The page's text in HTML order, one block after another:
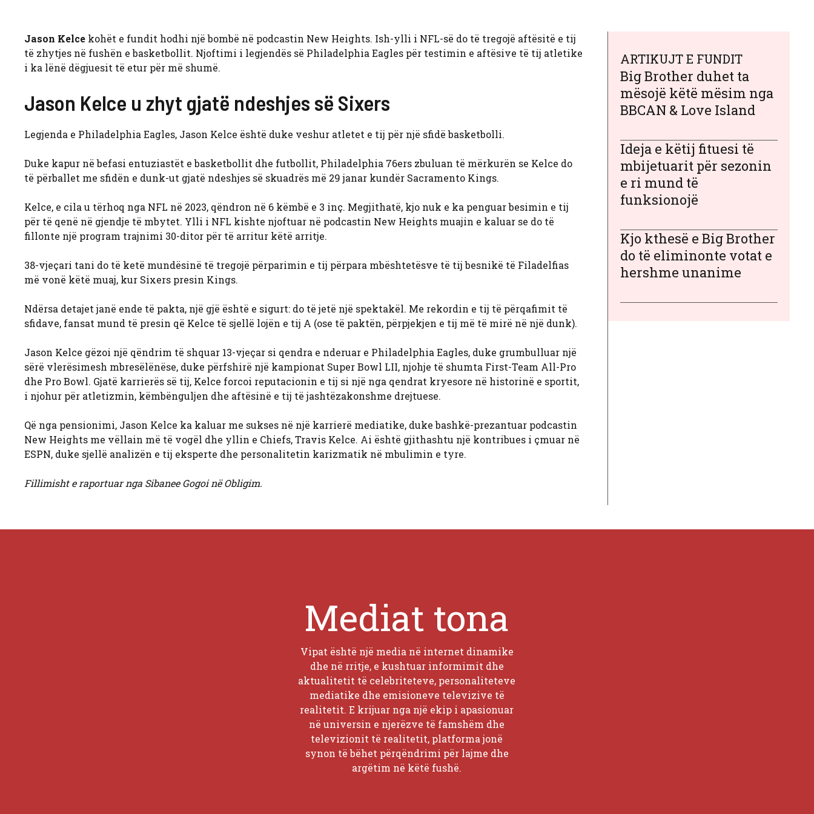
Jason Kelce kohët e fundit hodhi një bombë në podcastin New Heights. Ish-ylli i NFL-së do të tregojë aftësitë e tij
të zhytjes në fushën e basketbollit. Njoftimi i legjendës së Philadelphia Eagles për testimin e aftësive të tij atletike
i ka lënë dëgjuesit të etur për më shumë.
Jason Kelce u zhyt gjatë ndeshjes së Sixers
Legjenda e Philadelphia Eagles, Jason Kelce është duke veshur atletet e tij për një sfidë basketbolli.
Duke kapur në befasi entuziastët e basketbollit dhe futbollit, Philadelphia 76ers zbuluan të mërkurën se Kelce do
të përballet me sfidën e dunk-ut gjatë ndeshjes së skuadrës më 29 janar kundër Sacramento Kings.
Kelce, e cila u tërhoq nga NFL në 2023, qëndron në 6 këmbë e 3 inç. Megjithatë, kjo nuk e ka penguar besimin e tij
për të qenë në gjendje të mbytet. Ylli i NFL kishte njoftuar në podcastin New Heights muajin e kaluar se do të
fillonte një program trajnimi 30-ditor për të arritur këtë arritje.
38-vjeçari tani do të ketë mundësinë të tregojë përparimin e tij përpara mbështetësve të tij besnikë të Filadelfias
më vonë këtë muaj, kur Sixers presin Kings.
Ndërsa detajet janë ende të pakta, një gjë është e sigurt: do të jetë një spektakël. Me rekordin e tij të përqafimit të
sfidave, fansat mund të presin që Kelce të sjellë lojën e tij A (ose të paktën, përpjekjen e tij më të mirë në një dunk).
Jason Kelce gëzoi një qëndrim të shquar 13-vjeçar si qendra e nderuar e Philadelphia Eagles, duke grumbulluar një
sërë vlerësimesh mbresëlënëse, duke përfshirë një kampionat Super Bowl LII, njohje të shumta First-Team All-Pro
dhe Pro Bowl. Gjatë karrierës së tij, Kelce forcoi reputacionin e tij si një nga qendrat kryesore në historinë e sportit,
i njohur për atletizmin, këmbënguljen dhe aftësinë e tij të jashtëzakonshme drejtuese.
Që nga pensionimi, Jason Kelce ka kaluar me sukses në një karrierë mediatike, duke bashkë-prezantuar podcastin
New Heights me vëllain më të vogël dhe yllin e Chiefs, Travis Kelce. Ai është gjithashtu një kontribues i çmuar në
ESPN, duke sjellë analizën e tij eksperte dhe personalitetin karizmatik në mbulimin e tyre.
Fillimisht e raportuar nga Sibanee Gogoi në Obligim.
ARTIKUJT E FUNDIT
Big Brother duhet ta
mësojë këtë mësim nga
BBCAN & Love Island
Ideja e këtij fituesi të
mbijetuarit për sezonin
e ri mund të
funksionojë
Kjo kthesë e Big Brother
do të eliminonte votat e
hershme unanime
Mediat tona
Vipat është një media në internet dinamike
dhe në rritje, e kushtuar informimit dhe
aktualitetit të celebriteteve, personaliteteve
mediatike dhe emisioneve televizive të
realitetit. E krijuar nga një ekip i apasionuar
në universin e njerëzve të famshëm dhe
televizionit të realitetit, platforma jonë
synon të bëhet përqëndrimi për lajme dhe
argëtim në këtë fushë.